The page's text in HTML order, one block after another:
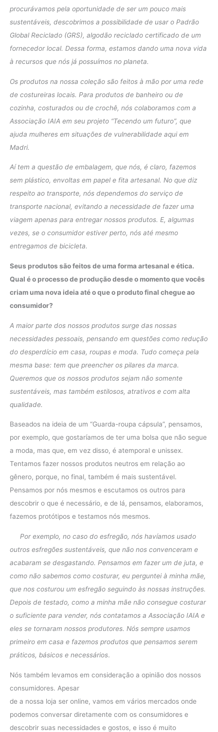
procurávamos pela oportunidade de ser um pouco mais
sustentáveis, descobrimos a possibilidade de usar o Padrão
Global Reciclado (GRS), algodão reciclado certificado de um
fornecedor local. Dessa forma, estamos dando uma nova vida
à recursos que nós já possuímos no planeta.
Os produtos na nossa coleção são feitos à mão por uma rede
de costureiras locais. Para produtos de banheiro ou de
cozinha, costurados ou de crochê, nós colaboramos com a
Associação IAIA em seu projeto “Tecendo um futuro”, que
ajuda mulheres em situações de vulnerabilidade aqui em
Madri.
Aí tem a questão de embalagem, que nós, é claro, fazemos
sem plástico, envoltas em papel e fita artesanal. No que diz
respeito ao transporte, nós dependemos do serviço de
transporte nacional, evitando a necessidade de fazer uma
viagem apenas para entregar nossos produtos. E, algumas
vezes, se o consumidor estiver perto, nós até mesmo
entregamos de bicicleta.
Seus produtos são feitos de uma forma artesanal e ética.
Qual é o processo de produção desde o momento que vocês
criam uma nova ideia até o que o produto final chegue ao
consumidor?
A maior parte dos nossos produtos surge das nossas
necessidades pessoais, pensando em questões como redução
do desperdício em casa, roupas e moda. Tudo começa pela
mesma base: tem que preencher os pilares da marca.
Queremos que os nossos produtos sejam não somente
sustentáveis, mas também estilosos, atrativos e com alta
qualidade.
Baseados na ideia de um “Guarda-roupa cápsula”, pensamos,
por exemplo, que gostaríamos de ter uma bolsa que não segue
a moda, mas que, em vez disso, é atemporal e unissex.
Tentamos fazer nossos produtos neutros em relação ao
gênero, porque, no final, também é mais sustentável.
Pensamos por nós mesmos e escutamos os outros para
descobrir o que é necessário, e de lá, pensamos, elaboramos,
fazemos protótipos e testamos nós mesmos.
Por exemplo, no caso do esfregão, nós havíamos usado
outros esfregões sustentáveis, que não nos convenceram e
acabaram se desgastando. Pensamos em fazer um de juta, e
como não sabemos como costurar, eu perguntei à minha mãe,
que nos costurou um esfregão seguindo às nossas instruções.
Depois de testado, como a minha mãe não consegue costurar
o suficiente para vender, nós contatamos a Associação IAIA e
eles se tornaram nossos produtores. Nós sempre usamos
primeiro em casa e fazemos produtos que pensamos serem
práticos, básicos e necessários.
Nós também levamos em consideração a opinião dos nossos
consumidores. Apesar
de a nossa loja ser online, vamos em vários mercados onde
podemos conversar diretamente com os consumidores e
descobrir suas necessidades e gostos, e isso é muito